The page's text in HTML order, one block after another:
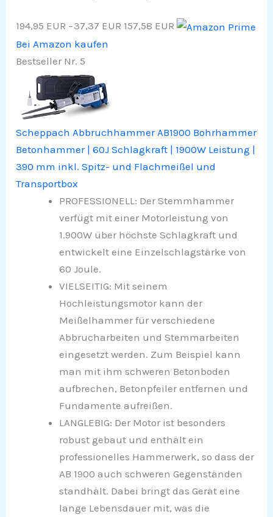
194,95 EUR −37,37 EUR 157,58 EUR
Bei Amazon kaufen
Bestseller Nr. 5
Scheppach Abbruchhammer AB1900 Bohrhammer
Betonhammer | 60J Schlagkraft | 1900W Leistung |
390 mm inkl. Spitz- und Flachmeißel und
Transportbox
PROFESSIONELL: Der Stemmhammer
verfügt mit einer Motorleistung von
1.900W über höchste Schlagkraft und
entwickelt eine Einzelschlagstärke von
60 Joule.
VIELSEITIG: Mit seinem
Hochleistungsmotor kann der
Meißelhammer für verschiedene
Abbrucharbeiten und Stemmarbeiten
eingesetzt werden. Zum Beispiel kann
man mit ihm schweren Betonboden
aufbrechen, Betonpfeiler entfernen und
Fundamente aufreißen.
LANGLEBIG: Der Motor ist besonders
robust gebaut und enthält ein
professionelles Hammerwerk, so dass der
AB 1900 auch schweren Gegenständen
standhält. Dabei bringt das Gerät eine
lange Lebensdauer mit, was die